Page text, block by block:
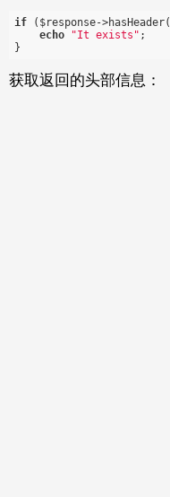
if ($response->hasHeader(
echo
"It exists" ;
获取返回的头部信息：